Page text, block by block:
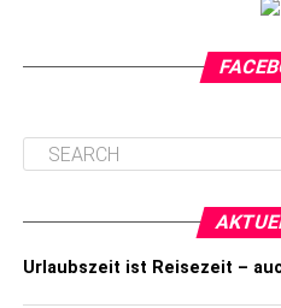
Urlaubszeit ist Reisezeit –